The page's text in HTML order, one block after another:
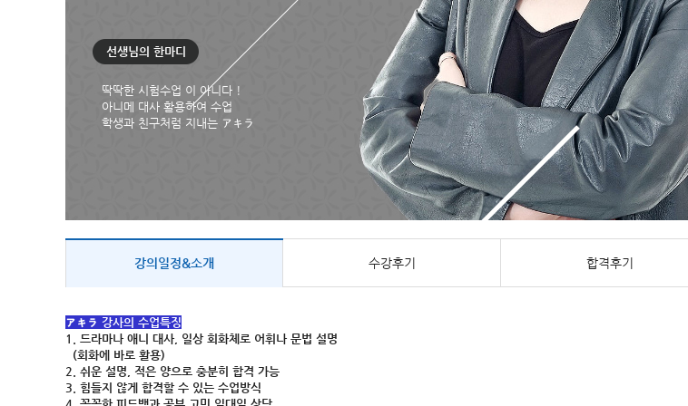
선생님의 한마디
딱딱한 시험수업 이 아니다 !
아니메 대사 활용하여 수업
학생과 친구처럼 지내는 アキラ
강의일정&소개 수강후기 합격후기
アキラ 강사의 수업특징
1. 드라마나 애니 대사, 일상 회화체로 어휘나 문법 설명
(회화에 바로 활용)​
2. 쉬운 설명, 적은 양으로 충분히 합격 가능
3. 힘들지 않게 합격할 수 있는 수업방식